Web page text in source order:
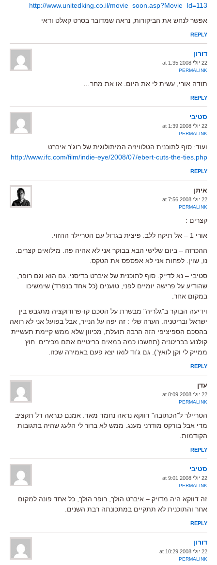
http://www.unitedking.co.il/movie_soon.asp?Movie_Id=113
אפשר לנחש את הביקורות, נראה שמדובר בסרט קאלט ודאי
REPLY
דורון
22 יולי 2008 at 1:35
PERMALINK
תודה אורי, עשית לי את היום. או את מחר…
REPLY
סטיבי
22 יולי 2008 at 1:39
PERMALINK
ועוד: סוף לתוכנית הטלוויזיה המיתולוגית של רוג'ר איברט.
http://www.ifc.com/film/indie-eye/2008/07/ebert-cuts-the-ties.php
REPLY
איתן
22 יולי 2008 at 7:56
PERMALINK
קצרים :
אורי 1 – אל תיקח ללב. פיצית בגדול עם הטריילר ההזוי.
ההכרזה – ביום שלישי הבא בבוקר אני לא אהיה פה. מילואים קצרים.
נו, שוין. לפחות אני לא אפספס את הטקס.
סטיבי – נא לדייק. סוף לתוכנית של איברט בדיסני. גם הוא וגם רופר,
שהודיע על פרישה יומיים לפני, טוענים (כל אחד בנפרד) שימשיכו
במקום אחר.
וידיעה הבוקר ב"גלריה" מבשרת על הסכם קו-פרודוקציה מתגבש בין
ישראל ובריטניה. הערה שלי : זה יפה על הנייר, אבל בפועל אני לא רואה
בהסכם הספיציפי הזה הרבה תועלת, מכיוון שלא ממש קיימת תעשיית
קולנוע בבריטניה (תחשבו כמה במאים בריטיים אתם מכירים. חוץ
ממייק לי וקן לואץ'). גם ג'וד לואו יצא פעם באמירה שכזו.
REPLY
עדן
22 יולי 2008 at 8:09
PERMALINK
הטריילר ל"הכתובה" דווקא נראה נחמד מאד. אמנם כנראה דל תקציב
מדי אבל בורקס מודרני מענג. ממש לא ברור לי הלעג שהיה בתגובות
הקודמות.
REPLY
סטיבי
22 יולי 2008 at 9:01
PERMALINK
זה דווקא היה מדויק – איברט הולך, רופר הולך, כל אחד פונה למקום
אחר והתוכנית לא תתקיים במתכונתה רבת השנים.
REPLY
דורון
22 יולי 2008 at 10:29
PERMALINK